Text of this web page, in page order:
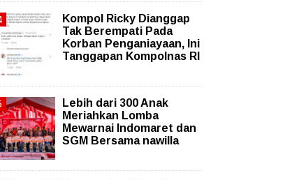
Kompol Ricky Dianggap
Tak Berempati Pada
Korban Penganiayaan, Ini
Tanggapan Kompolnas RI
Lebih dari 300 Anak
Meriahkan Lomba
Mewarnai Indomaret dan
SGM Bersama nawilla